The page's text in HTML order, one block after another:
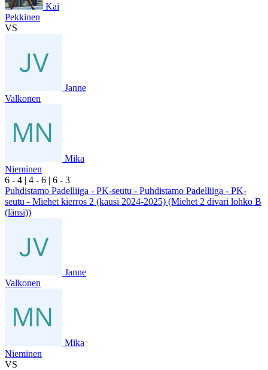
Kai
Pekkinen
VS
Janne
Valkonen
Mika
Nieminen
6 - 4 | 4 - 6 | 6 - 3
Puhdistamo Padelliiga - PK-seutu - Puhdistamo Padelliiga - PK-
seutu - Miehet kierros 2 (kausi 2024-2025) (Miehet 2 divari lohko B
(länsi))
Janne
Valkonen
Mika
Nieminen
VS